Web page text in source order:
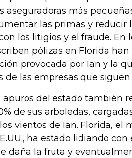
aseguradoras más
las primas y reducir
los litigios y el fraude. En
pólizas en Florida han
provocada por Ian y la
las empresas que siguen
del estado también
de sus arboledas,
vientos de Ian. Florida, el
ha estado lidiando con
daña la fruta y